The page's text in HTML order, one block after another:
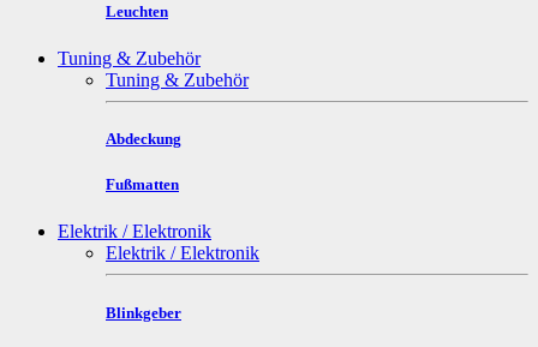
Leuchten
Tuning & Zubehör
Tuning & Zubehör
Abdeckung
Fußmatten
Elektrik / Elektronik
Elektrik / Elektronik
Blinkgeber